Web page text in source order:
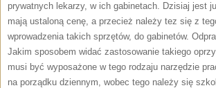
prywatnych lekarzy, w ich gabinetach. Dzisiaj jest
mają ustaloną cenę, a przecież należy tez się z
wprowadzenia takich sprzętów, do gabinetów.
Jakim sposobem widać zastosowanie takiego
musi być wyposażone w tego rodzaju narzędzie
na porządku dziennym, wobec tego należy się